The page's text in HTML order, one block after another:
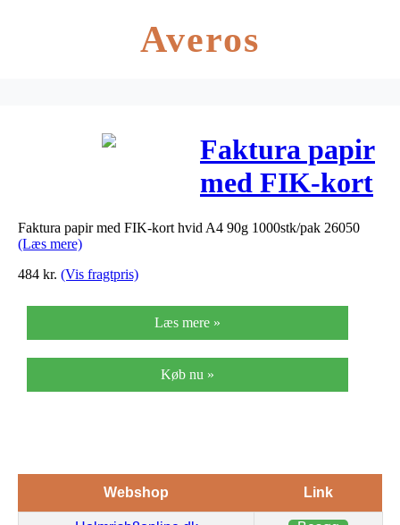
Averos
Faktura papir
med FIK-kort
hvid A4 90g
Faktura papir med FIK-kort hvid A4 90g 1000stk/pak 26050
(Læs mere)
484 kr. (Vis fragtpris)
Læs mere »
Køb nu »
Webshop Link